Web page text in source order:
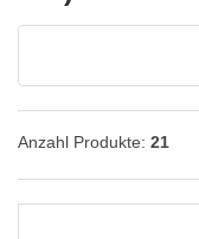
Anzahl Produkte: 21